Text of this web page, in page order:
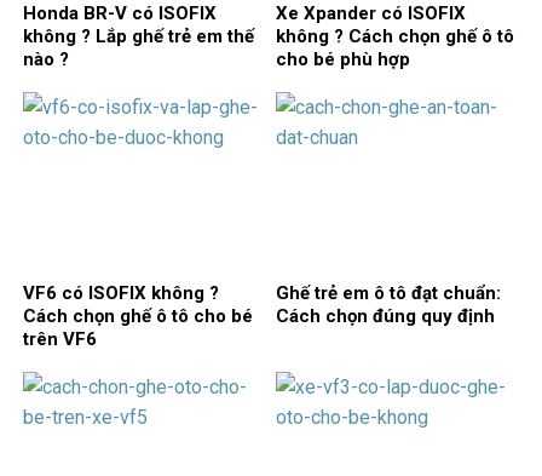
Honda BR-V có ISOFIX
không ? Lắp ghế trẻ em thế
nào ?
Xe Xpander có ISOFIX
không ? Cách chọn ghế ô tô
cho bé phù hợp
VF6 có ISOFIX không ?
Cách chọn ghế ô tô cho bé
trên VF6
Ghế trẻ em ô tô đạt chuẩn:
Cách chọn đúng quy định